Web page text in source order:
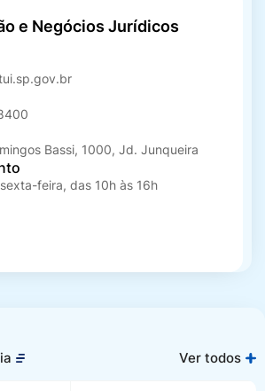
e Negócios Jurídicos
Bassi, 1000, Jd. Junqueira
feira, das 10h às 16h
Ver todos